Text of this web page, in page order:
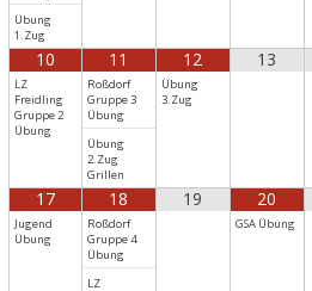
Übung
1.Zug
10
LZ
Freidling
Gruppe 2
Übung
11
Roßdorf
Gruppe 3
Übung
Übung
2.Zug
Grillen
12
Übung
3.Zug
13
17
Jugend
Übung
18
Roßdorf
Gruppe 4
Übung
LZ
19 20
GSA Übung